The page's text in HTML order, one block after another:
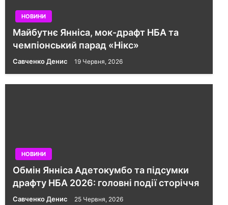
НОВИНИ
Майбутнє Янніса, мок-драфт НБА та
чемпіонський парад «Нікс»
Савченко Денис 19 Червня, 2026
НОВИНИ
Обмін Янніса Адетокумбо та підсумки
драфту НБА 2026: головні події сторіччя
Савченко Денис 25 Червня, 2026